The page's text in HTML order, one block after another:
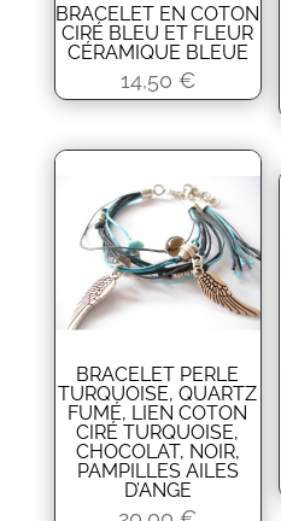
BRACELET EN COTON
CIRÉ BLEU ET FLEUR
CÉRAMIQUE BLEUE
14,50 €
BRACELET PERLE
TURQUOISE, QUARTZ
FUMÉ, LIEN COTON
CIRÉ TURQUOISE,
CHOCOLAT, NOIR,
PAMPILLES AILES
D’ANGE